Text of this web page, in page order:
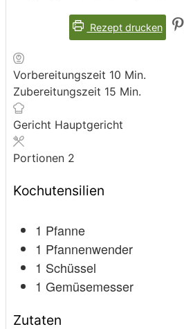
Rezept drucken
Vorbereitungszeit 10 Minuten
Min.
Zubereitungszeit 15 Minuten
Min.
Gericht Hauptgericht
Portionen 2
Kochutensilien
1 Pfanne
1 Pfannenwender
1 Schüssel
1 Gemüsemesser
Zutaten